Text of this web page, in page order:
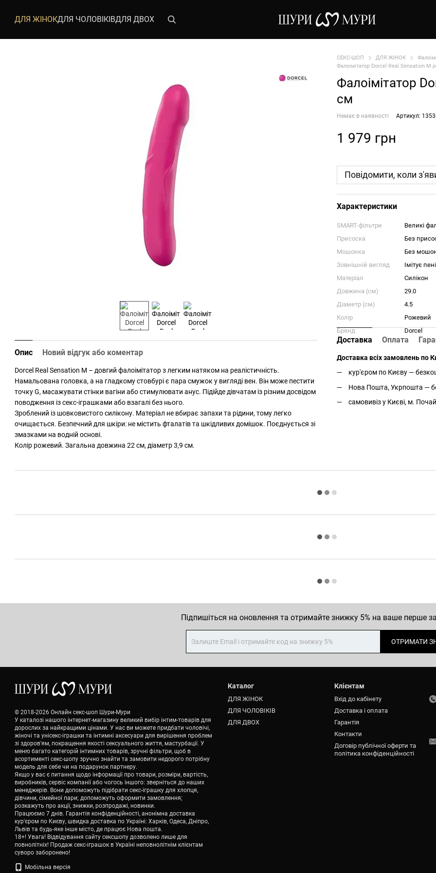
ДЛЯ ЖІНОКДЛЯ ЧОЛОВІКІВДЛЯ ДВОХ
Опис Новий відгук або коментар
Dorcel Real Sensation M – довгий фалоімітатор з легким натяком на реалістичність.
Намальована головка, а на гладкому стовбурі є пара смужок у вигляді вен. Він може пестити
точку G, масажувати стінки вагіни або стимулювати анус. Підійде дівчатам із різним досвідом
поводження із секс-іграшками або взагалі без нього.
Зроблений із шовковистого силікону. Матеріал не вбирає запахи та рідини, тому легко
очищається. Безпечний для шкіри: не містить фталатів та шкідливих домішок. Поєднується зі
змазками на водній основі.
Колір рожевий. Загальна довжина 22 см, діаметр 3,9 см.
СЕКС-ШОП ДЛЯ ЖІНОК
Фалоімітатор Dorcel Real Sensation M
Фалоімітатор
см
Немає в наявності Артикул:
1 979 грн
Повідомити, коли
Характеристики
SMART-фільтри
Великі
Присоска
Без
Мошонка
Без
Зовнішній вигляд
Імітує
Матеріал
Силікон
Довжина (см)
29.0
Діаметр (см)
4.5
Колір
Рожевий
Бренд
Dorcel
Доставка Оплата
Доставка всіх замовлень по
кур'єром по Києву —
Нова Пошта, Укрпошта —
самовивіз у Києві, м.
Підпишіться на оновлення та отримайте знижку 5% на ваше перше
ОТРИМАТИ
© 2018-2026 Онлайн секс-шоп Шури-Мури
У каталозі нашого інтернет-магазину великий вибір інтим-товарів для
дорослих за найкращими цінами. У нас ви можете придбати чоловічі,
жіночі та унісекс-іграшки та інтимні аксесуари для вирішення проблем
зі здоров'ям, покращення якості сексуального життя, мастурбації. У
меню багато категорій інтимних товарів, зручні фільтри, щоб в
асортименті секс-шопу зручно знайти та замовити недорого потрібну
модель для себе чи на подарунок партнеру.
Якщо у вас є питання щодо інформації про товари, розміри, вартість,
виробників, сервіс компанії або чогось іншого: зверніться до наших
менеджерів. Вони допоможуть підібрати секс-іграшку для хлопця,
дівчини, сімейної пари; допоможуть оформити замовлення;
розкажуть про акції, знижки, розпродажі, новинки.
Працюємо 7 днів. Гарантія конфіденційності, анонімна доставка
кур'єром по Києву, швидка доставка по Україні: Харків, Одеса, Дніпро,
Львів та будь-яке інше місто, де працює Нова пошта.
18+! Увага! Відвідування сайту сексшопу дозволено лише для
повнолітніх! Продаж секс-іграшок в Україні неповнолітнім клієнтам
суворо заборонено!
Мобільна версія
Каталог
ДЛЯ ЖІНОК
ДЛЯ ЧОЛОВІКІВ
ДЛЯ ДВОХ
Клієнтам
Вхід до кабінету
Доставка і оплата
Гарантія
Контакти
Договір публічної оферти та
політика конфіденційності